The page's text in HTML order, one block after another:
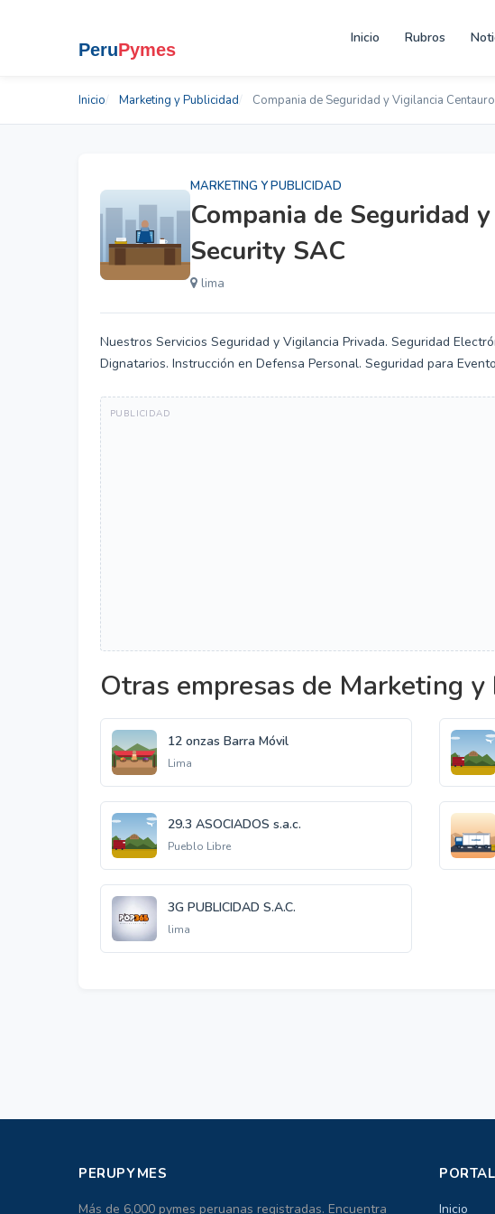
Inicio Rubros
Inicio Marketing y Publicidad Compania de Seguridad y Vigilancia
MARKETING Y PUBLICIDAD
Compania de Seguridad
Security SAC
lima
Nuestros Servicios Seguridad y Vigilancia Privada. Seguridad
Dignatarios. Instrucción en Defensa Personal. Seguridad para
Otras empresas de Marketing y
12 onzas Barra Móvil
Lima
29.3 ASOCIADOS s.a.c.
Pueblo Libre
3G PUBLICIDAD S.A.C.
lima
PERUPYMES
Más de 6,000 pymes peruanas registradas. Encuentra
PORTAL
Inicio